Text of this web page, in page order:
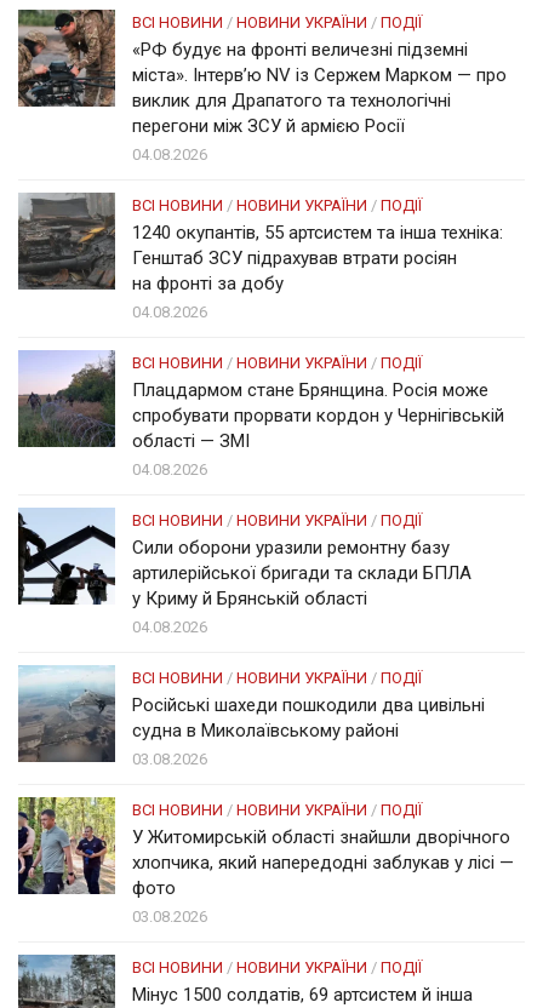
ВСІ НОВИНИ / НОВИНИ УКРАЇНИ / ПОДІЇ
«РФ будує на фронті величезні підземні
міста». Інтерв’ю NV із Сержем Марком — про
виклик для Драпатого та технологічні
перегони між ЗСУ й армією Росії
04.08.2026
ВСІ НОВИНИ / НОВИНИ УКРАЇНИ / ПОДІЇ
1240 окупантів, 55 артсистем та інша техніка:
Генштаб ЗСУ підрахував втрати росіян
на фронті за добу
04.08.2026
ВСІ НОВИНИ / НОВИНИ УКРАЇНИ / ПОДІЇ
Плацдармом стане Брянщина. Росія може
спробувати прорвати кордон у Чернігівській
області — ЗМІ
04.08.2026
ВСІ НОВИНИ / НОВИНИ УКРАЇНИ / ПОДІЇ
Сили оборони уразили ремонтну базу
артилерійської бригади та склади БПЛА
у Криму й Брянській області
04.08.2026
ВСІ НОВИНИ / НОВИНИ УКРАЇНИ / ПОДІЇ
Російські шахеди пошкодили два цивільні
судна в Миколаївському районі
03.08.2026
ВСІ НОВИНИ / НОВИНИ УКРАЇНИ / ПОДІЇ
У Житомирській області знайшли дворічного
хлопчика, який напередодні заблукав у лісі —
фото
03.08.2026
ВСІ НОВИНИ / НОВИНИ УКРАЇНИ / ПОДІЇ
Мінус 1500 солдатів, 69 артсистем й інша